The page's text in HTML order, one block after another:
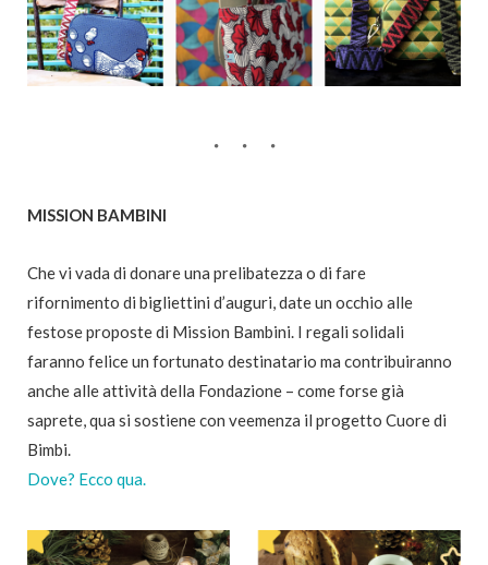
MISSION BAMBINI
Che vi vada di donare una prelibatezza o di fare
rifornimento di bigliettini d’auguri, date un occhio alle
festose proposte di Mission Bambini. I regali solidali
faranno felice un fortunato destinatario ma contribuiranno
anche alle attività della Fondazione – come forse già
saprete, qua si sostiene con veemenza il progetto Cuore di
Bimbi.
Dove? Ecco qua.